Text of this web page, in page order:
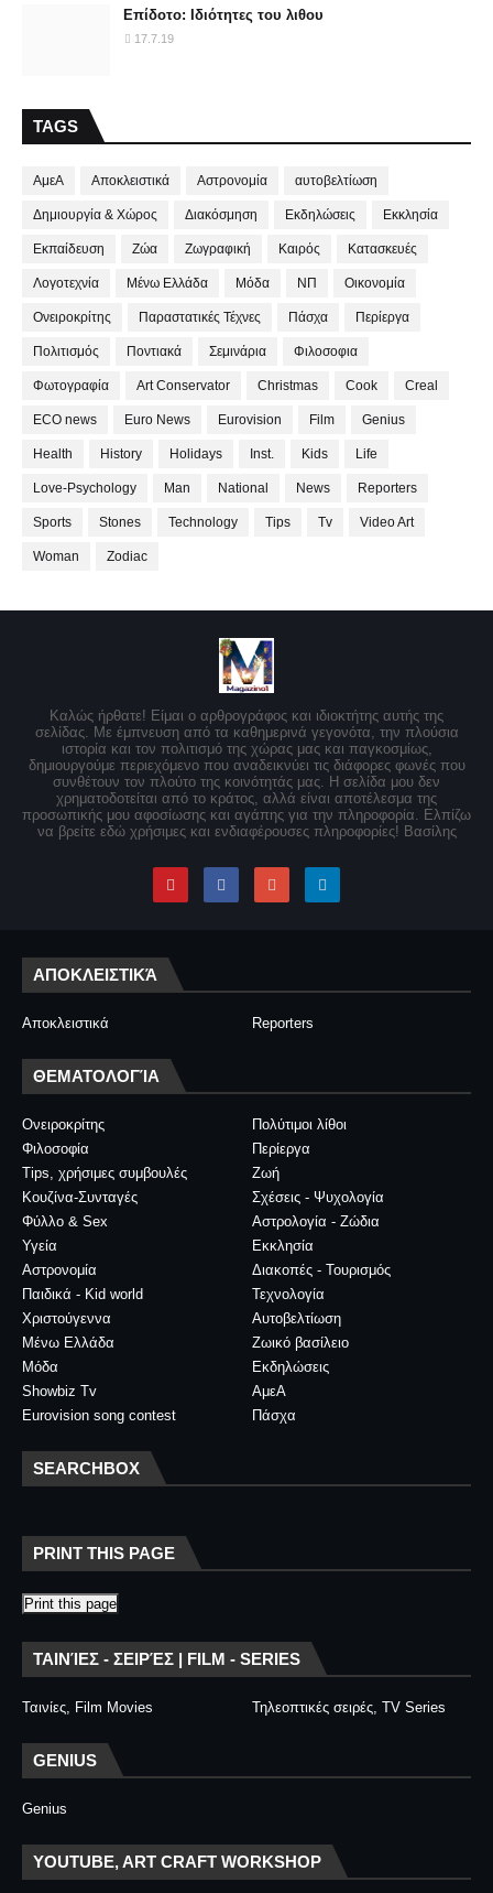
Επίδοτο: Ιδιότητες του λιθου
17.7.19
TAGS
ΑμεΑ Αποκλειστικά Αστρονομία αυτοβελτίωση
Δημιουργία & Χώρος Διακόσμηση Εκδηλώσεις Εκκλησία
Εκπαίδευση Ζώα Ζωγραφική Καιρός Κατασκευές
Λογοτεχνία Μένω Ελλάδα Μόδα ΝΠ Οικονομία
Ονειροκρίτης Παραστατικές Τέχνες Πάσχα Περίεργα
Πολιτισμός Ποντιακά Σεμινάρια Φιλοσοφια
Φωτογραφία Art Conservator Christmas Cook Creal
ECO news Euro News Eurovision Film Genius
Health History Holidays Inst. Kids Life
Love-Psychology Man National News Reporters
Sports Stones Technology Tips Tv Video Art
Woman Zodiac
Καλώς ήρθατε! Είμαι ο αρθρογράφος και ιδιοκτήτης αυτής της
σελίδας. Με έμπνευση από τα καθημερινά γεγονότα, την πλούσια
ιστορία και τον πολιτισμό της χώρας μας και παγκοσμίως,
δημιουργούμε περιεχόμενο που αναδεικνύει τις διάφορες φωνές που
συνθέτουν τον πλούτο της κοινότητάς μας. Η σελίδα μου δεν
χρηματοδοτείται από το κράτος, αλλά είναι αποτέλεσμα της
προσωπικής μου αφοσίωσης και αγάπης για την πληροφορία. Ελπίζω
να βρείτε εδώ χρήσιμες και ενδιαφέρουσες πληροφορίες! Βασίλης
ΑΠΟΚΛΕΙΣΤΙΚΆ
Αποκλειστικά Reporters
ΘΕΜΑΤΟΛΟΓΊΑ
Ονειροκρίτης
Πολύτιμοι λίθοι
Φιλοσοφία
Περίεργα
Tips, χρήσιμες συμβουλές
Ζωή
Κουζίνα-Συνταγές
Σχέσεις - Ψυχολογία
Φύλλο & Sex
Αστρολογία - Ζώδια
Υγεία
Εκκλησία
Αστρονομία
Διακοπές - Τουρισμός
Παιδικά - Kid world
Τεχνολογία
Χριστούγεννα
Αυτοβελτίωση
Μένω Ελλάδα
Ζωικό βασίλειο
Μόδα
Εκδηλώσεις
Showbiz Tv
ΑμεΑ
Eurovision song contest
Πάσχα
SEARCHBOX
PRINT THIS PAGE
Print this page
ΤΑΙΝΊΕΣ - ΣΕΙΡΈΣ | FILM - SERIES
Ταινίες, Film Movies Τηλεοπτικές σειρές, TV Series
GENIUS
Genius
YOUTUBE, ART CRAFT WORKSHOP